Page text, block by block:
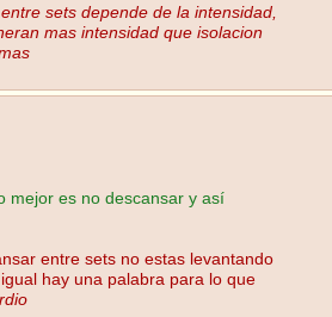
sets depende de la intensidad,
mas intensidad que isolacion
mejor es no descansar y así
entre sets no estas levantando
hay una palabra para lo que